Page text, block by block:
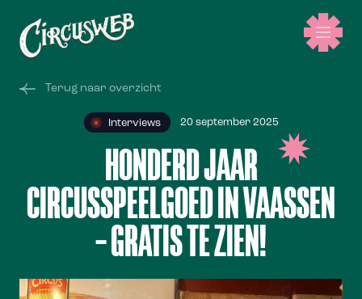
Terug naar overzicht
Interviews 20 september 2025
HONDERD JAAR
CIRCUSSPEELGOED IN VAASSEN
– GRATIS TE ZIEN!